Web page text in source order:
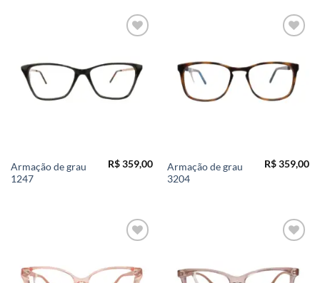
Armação de grau
1247
R$359,00
Armação de grau
3204
R$359,00